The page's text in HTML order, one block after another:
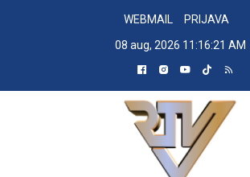
WEBMAIL
PRIJAVA
08 aug, 2026 11:16:21 AM